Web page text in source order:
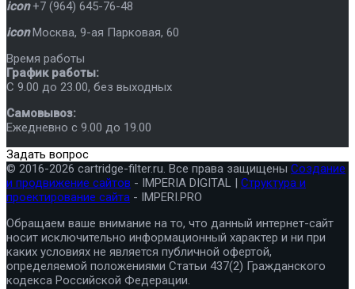
icon +7 (964) 645-76-48
icon Москва, 9-ая Парковая, 60
Время работы
График работы:
C 9.00 до 23.00, без выходных
Самовывоз:
Ежедневно с 9.00 до 19.00
Задать вопрос
© 2016-2026 cartridge-filter.ru. Все права защищены Создание
и продвижение сайтов - IMPERIA DIGITAL | Структура и
проектирование сайта - IMPERI.PRO
Обращаем ваше внимание на то, что данный интернет-сайт
носит исключительно информационный характер и ни при
каких условиях не является публичной офертой,
определяемой положениями Статьи 437(2) Гражданского
кодекса Российской Федерации.